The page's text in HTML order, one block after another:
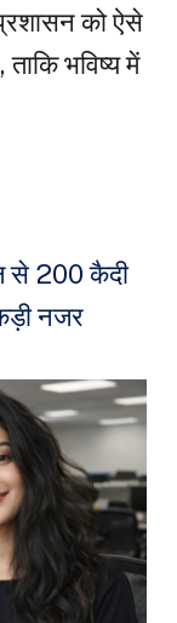
को ऐसे
ताकि भविष्य में
से 200 कैदी
नजर